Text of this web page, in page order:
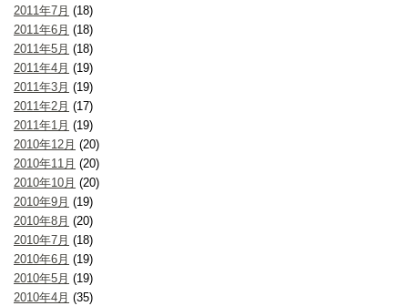
2011年7月 (18)
2011年6月 (18)
2011年5月 (18)
2011年4月 (19)
2011年3月 (19)
2011年2月 (17)
2011年1月 (19)
2010年12月 (20)
2010年11月 (20)
2010年10月 (20)
2010年9月 (19)
2010年8月 (20)
2010年7月 (18)
2010年6月 (19)
2010年5月 (19)
2010年4月 (35)